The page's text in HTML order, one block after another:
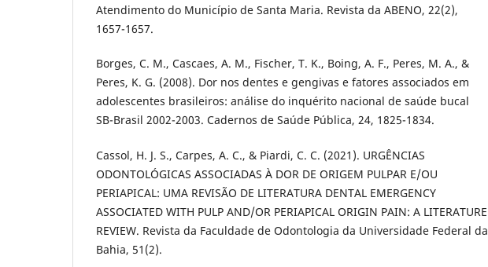
Atendimento do Município de Santa Maria. Revista da ABENO, 22(2),
1657-1657.
Borges, C. M., Cascaes, A. M., Fischer, T. K., Boing, A. F., Peres, M. A., &
Peres, K. G. (2008). Dor nos dentes e gengivas e fatores associados em
adolescentes brasileiros: análise do inquérito nacional de saúde bucal
SB-Brasil 2002-2003. Cadernos de Saúde Pública, 24, 1825-1834.
Cassol, H. J. S., Carpes, A. C., & Piardi, C. C. (2021). URGÊNCIAS
ODONTOLÓGICAS ASSOCIADAS À DOR DE ORIGEM PULPAR E/OU
PERIAPICAL: UMA REVISÃO DE LITERATURA DENTAL EMERGENCY
ASSOCIATED WITH PULP AND/OR PERIAPICAL ORIGIN PAIN: A LITERATURE
REVIEW. Revista da Faculdade de Odontologia da Universidade Federal da
Bahia, 51(2).